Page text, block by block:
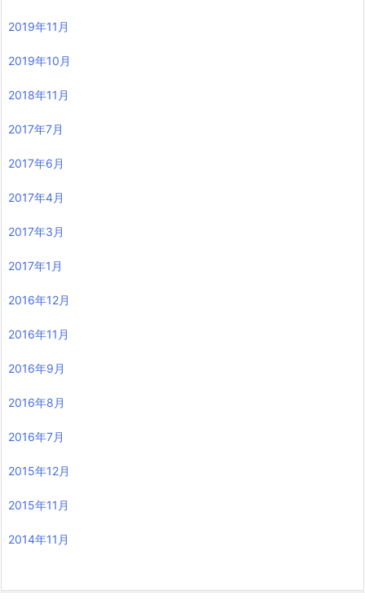
2019年11月
2019年10月
2018年11月
2017年7月
2017年6月
2017年4月
2017年3月
2017年1月
2016年12月
2016年11月
2016年9月
2016年8月
2016年7月
2015年12月
2015年11月
2014年11月